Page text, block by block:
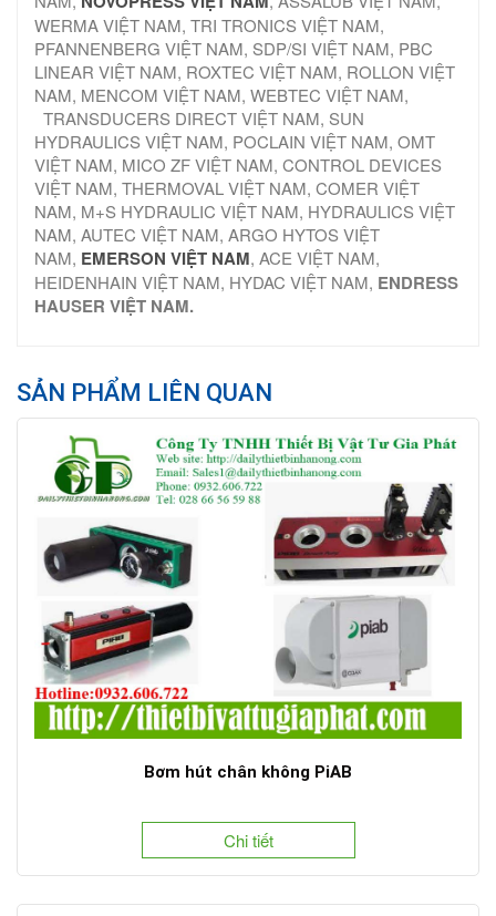
WERMA VIỆT NAM, TRI TRONICS VIỆT NAM,
PFANNENBERG VIỆT NAM, SDP/SI VIỆT NAM, PBC
LINEAR VIỆT NAM, ROXTEC VIỆT NAM, ROLLON VIỆT
NAM, MENCOM VIỆT NAM, WEBTEC VIỆT NAM,
TRANSDUCERS DIRECT VIỆT NAM, SUN
HYDRAULICS VIỆT NAM, POCLAIN VIỆT NAM, OMT
VIỆT NAM, MICO ZF VIỆT NAM, CONTROL DEVICES
VIỆT NAM, THERMOVAL VIỆT NAM, COMER VIỆT
NAM, M+S HYDRAULIC VIỆT NAM, HYDRAULICS VIỆT
NAM, AUTEC VIỆT NAM, ARGO HYTOS VIỆT
NAM, EMERSON VIỆT NAM, ACE VIỆT NAM,
HEIDENHAIN VIỆT NAM, HYDAC VIỆT NAM, ENDRESS
HAUSER VIỆT NAM.
SẢN PHẨM LIÊN QUAN
Bơm hút chân không PiAB
Chi tiết